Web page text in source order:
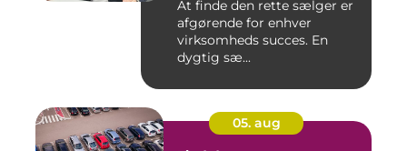
At finde den rette sælger er
afgørende for enhver
virksomheds succes. En
dygtig sæ...
05. aug